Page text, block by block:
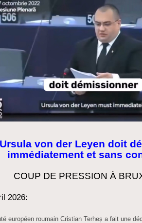
von der Leyen doit
immédiatement et sans
COUP DE PRESSION À
2026:
européen roumain Cristian Terheș a fait une